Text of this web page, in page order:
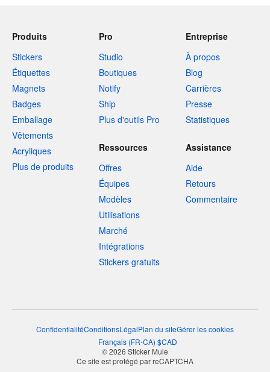
Produits
Stickers
Étiquettes
Magnets
Badges
Emballage
Vêtements
Acryliques
Plus de produits
Pro
Studio
Boutiques
Notify
Ship
Plus d'outils Pro
Entreprise
À propos
Blog
Carrières
Presse
Statistiques
Ressources
Offres
Équipes
Modèles
Utilisations
Marché
Intégrations
Stickers gratuits
Assistance
Aide
Retours
Commentaire
ConfidentialitéConditionsLégalPlan du siteGérer les cookies
Français(FR-CA) $CAD
© 2026 Sticker Mule
Ce site est protégé par reCAPTCHA